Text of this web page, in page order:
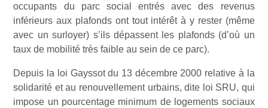
occupants du parc social entrés avec des revenus
inférieurs aux plafonds ont tout intérêt à y rester (même
avec un surloyer) s’ils dépassent les plafonds (d’où un
taux de mobilité très faible au sein de ce parc).
Depuis la loi Gayssot du 13 décembre 2000 relative à la
solidarité et au renouvellement urbains, dite loi SRU, qui
impose un pourcentage minimum de logements sociaux